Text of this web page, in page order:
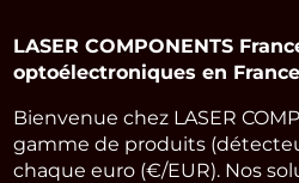
LASER COMPONENTS
optoélectroniques en
Bienvenue chez LASER
gamme de produits
chaque euro (€/EUR). Nos